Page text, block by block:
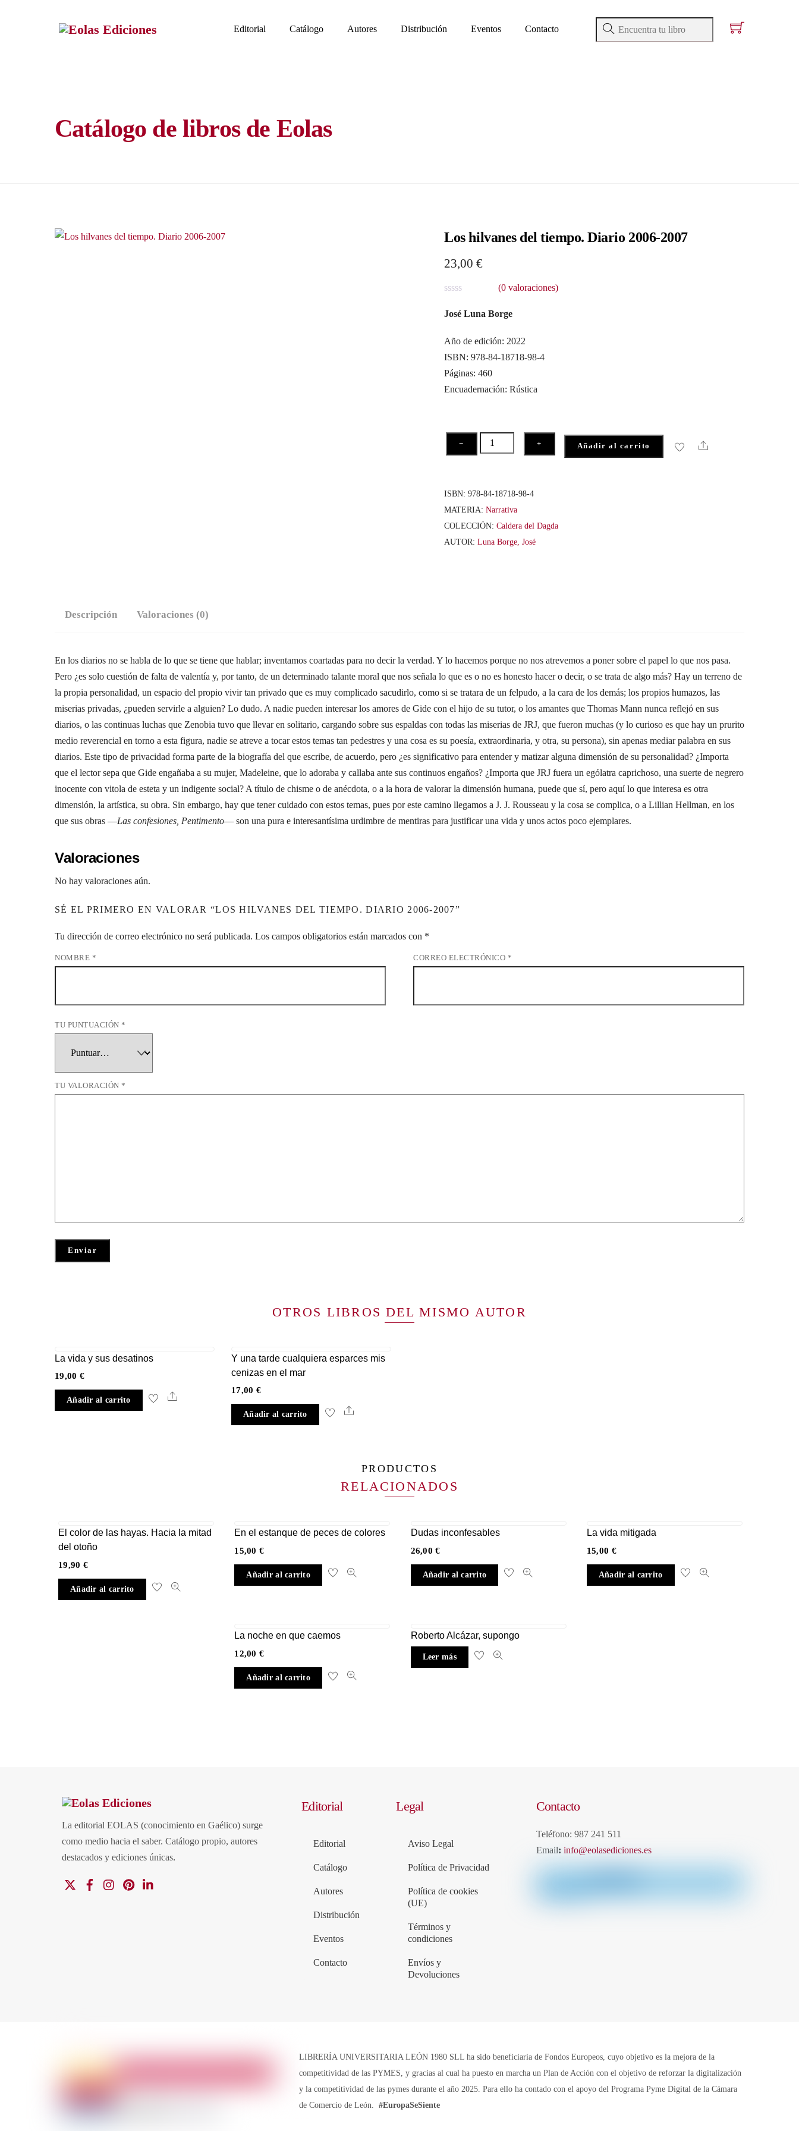
Editorial Catálogo Autores Distribución Eventos Contacto
Catálogo de libros de Eolas
Los hilvanes del tiempo. Diario 2006-2007
23,00€
a
r
d
o
c
o
5
(0valoraciones)
José Luna Borge
Año de edición: 2022
ISBN: 978-84-18718-98-4
Páginas: 460
Encuadernación: Rústica
−
Los
hilvanes
2006-
+ Añadir al carrito Share
ISBN:978-84-18718-98-4
MATERIA:Narrativa
COLECCIÓN:Caldera del Dagda
AUTOR:Luna Borge, José
Descripción Valoraciones (0)
En los diarios no se habla de lo que se tiene que hablar; inventamos coartadas para no decir la verdad. Y lo hacemos porque no nos atrevemos a poner sobre el papel lo que nos pasa.
Pero ¿es solo cuestión de falta de valentía y, por tanto, de un determinado talante moral que nos señala lo que es o no es honesto hacer o decir, o se trata de algo más? Hay un terreno de
la propia personalidad, un espacio del propio vivir tan privado que es muy complicado sacudirlo, como si se tratara de un felpudo, a la cara de los demás; los propios humazos, las
miserias privadas, ¿pueden servirle a alguien? Lo dudo. A nadie pueden interesar los amores de Gide con el hijo de su tutor, o los amantes que Thomas Mann nunca reflejó en sus
diarios, o las continuas luchas que Zenobia tuvo que llevar en solitario, cargando sobre sus espaldas con todas las miserias de JRJ, que fueron muchas (y lo curioso es que hay un prurito
medio reverencial en torno a esta figura, nadie se atreve a tocar estos temas tan pedestres y una cosa es su poesía, extraordinaria, y otra, su persona), sin apenas mediar palabra en sus
diarios. Este tipo de privacidad forma parte de la biografía del que escribe, de acuerdo, pero ¿es significativo para entender y matizar alguna dimensión de su personalidad? ¿Importa
que el lector sepa que Gide engañaba a su mujer, Madeleine, que lo adoraba y callaba ante sus continuos engaños? ¿Importa que JRJ fuera un ególatra caprichoso, una suerte de negrero
inocente con vitola de esteta y un indigente social? A título de chisme o de anécdota, o a la hora de valorar la dimensión humana, puede que sí, pero aquí lo que interesa es otra
dimensión, la artística, su obra. Sin embargo, hay que tener cuidado con estos temas, pues por este camino llegamos a J. J. Rousseau y la cosa se complica, o a Lillian Hellman, en los
que sus obras —Las confesiones, Pentimento— son una pura e interesantísima urdimbre de mentiras para justificar una vida y unos actos poco ejemplares.
Valoraciones
No hay valoraciones aún.
SÉ EL PRIMERO EN VALORAR “LOS HILVANES DEL TIEMPO. DIARIO 2006-2007”
Tu dirección de correo electrónico no será publicada. Los campos obligatorios están marcados con *
NOMBRE * CORREO ELECTRÓNICO *
TU PUNTUACIÓN*
TU VALORACIÓN*
OTROS LIBROS DEL MISMO AUTOR
La vida y sus desatinos
19,00 €
Añadir al carrito Share
Y una tarde cualquiera esparces mis
cenizas en el mar
17,00 €
Añadir al carrito Share
PRODUCTOS
RELACIONADOS
El color de las hayas. Hacia la mitad
del otoño
19,90 €
Añadir al carrito
En el estanque de peces de colores
15,00€
Añadir al carrito
Dudas inconfesables
26,00€
Añadir al carrito
La vida mitigada
15,00 €
Añadir al carrito
La noche en que caemos
12,00€
Añadir al carrito
Roberto Alcázar, supongo
Leer más
La editorial EOLAS (conocimiento en Gaélico) surge
como medio hacia el saber. Catálogo propio, autores
destacados y ediciones únicas.
FacebookInstagramPinterest
Editorial
Editorial
Catálogo
Autores
Distribución
Eventos
Contacto
Legal
Aviso Legal
Política de Privacidad
Política de cookies
(UE)
Términos y
condiciones
Envíos y
Devoluciones
Contacto
Teléfono: 987 241 511
Email: info@eolasediciones.es
LIBRERÍA UNIVERSITARIA LEÓN 1980 SLL ha sido beneficiaria de Fondos Europeos, cuyo objetivo es la mejora de la
competitividad de las PYMES, y gracias al cual ha puesto en marcha un Plan de Acción con el objetivo de reforzar la digitalización
y la competitividad de las pymes durante el año 2025. Para ello ha contado con el apoyo del Programa Pyme Digital de la Cámara
de Comercio de León.#EuropaSeSiente